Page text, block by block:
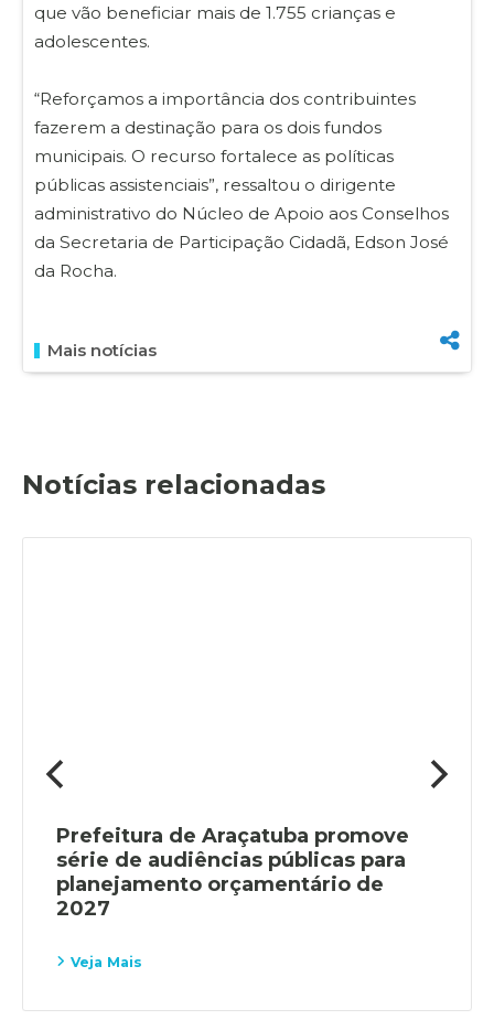
que vão beneficiar mais de 1.755 crianças e
adolescentes.
“Reforçamos a importância dos contribuintes
fazerem a destinação para os dois fundos
municipais. O recurso fortalece as políticas
públicas assistenciais”, ressaltou o dirigente
administrativo do Núcleo de Apoio aos Conselhos
da Secretaria de Participação Cidadã, Edson José
da Rocha.
Mais notícias
Notícias relacionadas
Prefeitura de Araçatuba promove
série de audiências públicas para
planejamento orçamentário de
2027
Veja Mais